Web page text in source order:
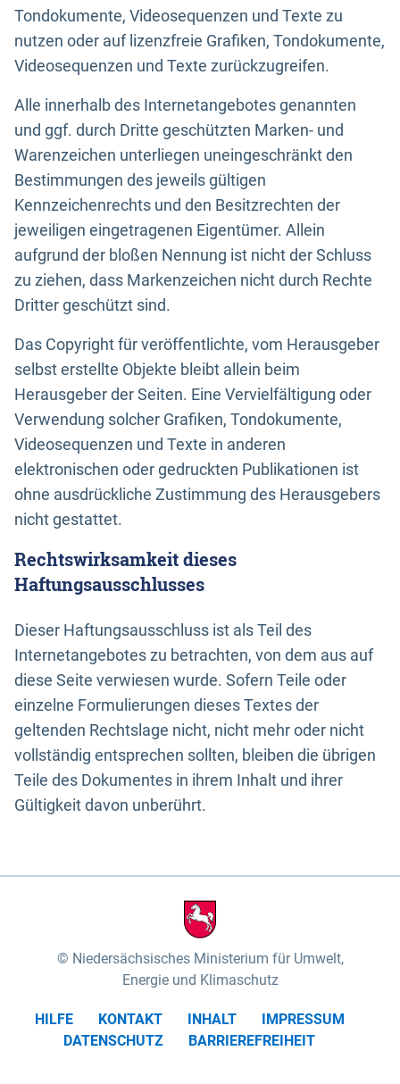
Tondokumente, Videosequenzen und Texte zu
nutzen oder auf lizenzfreie Grafiken, Tondokumente,
Videosequenzen und Texte zurückzugreifen.
Alle innerhalb des Internetangebotes genannten
und ggf. durch Dritte geschützten Marken- und
Warenzeichen unterliegen uneingeschränkt den
Bestimmungen des jeweils gültigen
Kennzeichenrechts und den Besitzrechten der
jeweiligen eingetragenen Eigentümer. Allein
aufgrund der bloßen Nennung ist nicht der Schluss
zu ziehen, dass Markenzeichen nicht durch Rechte
Dritter geschützt sind.
Das Copyright für veröffentlichte, vom Herausgeber
selbst erstellte Objekte bleibt allein beim
Herausgeber der Seiten. Eine Vervielfältigung oder
Verwendung solcher Grafiken, Tondokumente,
Videosequenzen und Texte in anderen
elektronischen oder gedruckten Publikationen ist
ohne ausdrückliche Zustimmung des Herausgebers
nicht gestattet.
Rechtswirksamkeit dieses
Haftungsausschlusses
Dieser Haftungsausschluss ist als Teil des
Internetangebotes zu betrachten, von dem aus auf
diese Seite verwiesen wurde. Sofern Teile oder
einzelne Formulierungen dieses Textes der
geltenden Rechtslage nicht, nicht mehr oder nicht
vollständig entsprechen sollten, bleiben die übrigen
Teile des Dokumentes in ihrem Inhalt und ihrer
Gültigkeit davon unberührt.
Niedersächsisches Ministerium für Umwelt,
Energie und Klimaschutz
HILFE KONTAKT INHALT
IMPRESSUM
DATENSCHUTZ
BARRIEREFREIHEIT